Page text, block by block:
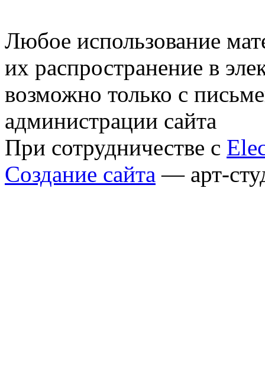
Любое использование
их распространение в
возможно только с
администрации сайта
При сотрудничестве с
Создание сайта — арт-